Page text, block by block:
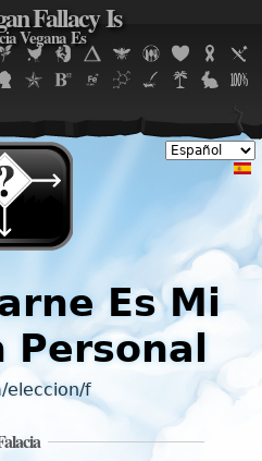
navigation
Fallacy Is
Vegana Es
Es Mi
Personal
eleccion/f